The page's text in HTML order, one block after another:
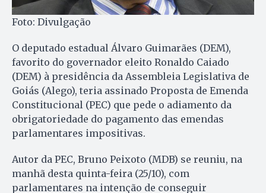
Foto: Divulgação
O deputado estadual Álvaro Guimarães (DEM),
favorito do governador eleito Ronaldo Caiado
(DEM) à presidência da Assembleia Legislativa de
Goiás (Alego), teria assinado Proposta de Emenda
Constitucional (PEC) que pede o adiamento da
obrigatoriedade do pagamento das emendas
parlamentares impositivas.
Autor da PEC, Bruno Peixoto (MDB) se reuniu, na
manhã desta quinta-feira (25/10), com
parlamentares na intenção de conseguir